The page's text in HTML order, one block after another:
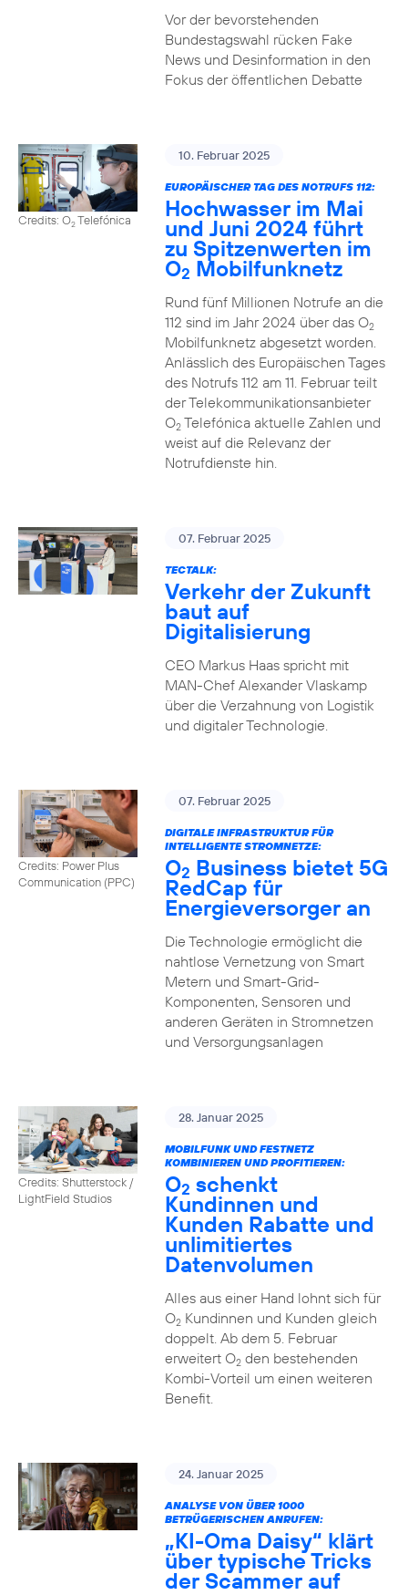
Vor der bevorstehenden
Bundestagswahl rücken Fake
News und Desinformation in den
Fokus der öffentlichen Debatte
Credits: O2Telefónica
10. Februar 2025
EUROPÄISCHER TAG DES NOTRUFS 112:
Hochwasser im Mai
und Juni 2024 führt
zu Spitzenwerten im
O2 Mobilfunknetz
Rund fünf Millionen Notrufe an die
112 sind im Jahr 2024 über das O2
Mobilfunknetz abgesetzt worden.
Anlässlich des Europäischen Tages
des Notrufs 112 am 11. Februar teilt
der Telekommunikationsanbieter
O2Telefónica aktuelle Zahlen und
weist auf die Relevanz der
Notrufdienste hin.
07. Februar 2025
TECTALK:
Verkehr der Zukunft
baut auf
Digitalisierung
CEO Markus Haas spricht mit
MAN-Chef Alexander Vlaskamp
über die Verzahnung von Logistik
und digitaler Technologie.
Credits: Power Plus
Communication (PPC)
07. Februar 2025
DIGITALE INFRASTRUKTUR FÜR
INTELLIGENTE STROMNETZE:
O2 Business bietet 5G
RedCap für
Energieversorger an
Die Technologie ermöglicht die
nahtlose Vernetzung von Smart
Metern und Smart-Grid-
Komponenten, Sensoren und
anderen Geräten in Stromnetzen
und Versorgungsanlagen
Credits: Shutterstock /
LightField Studios
28. Januar 2025
MOBILFUNK UND FESTNETZ
KOMBINIEREN UND PROFITIEREN:
O2 schenkt
Kundinnen und
Kunden Rabatte und
unlimitiertes
Datenvolumen
Alles aus einer Hand lohnt sich für
O2Kundinnen und Kunden gleich
doppelt. Ab dem 5. Februar
erweitert O2den bestehenden
Kombi-Vorteil um einen weiteren
Benefit.
24. Januar 2025
ANALYSE VON ÜBER 1000
BETRÜGERISCHEN ANRUFEN:
„KI-Oma Daisy“ klärt
über typische Tricks
der Scammer auf